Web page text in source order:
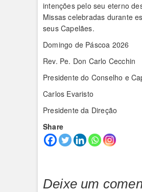
intenções pelo seu eterno
Missas celebradas durante
seus Capelães.
Domingo de Páscoa 2026
Rev. Pe. Don Carlo Cecchin
Presidente do Conselho e
Carlos Evaristo
Presidente da Direção
Share
Deixe um